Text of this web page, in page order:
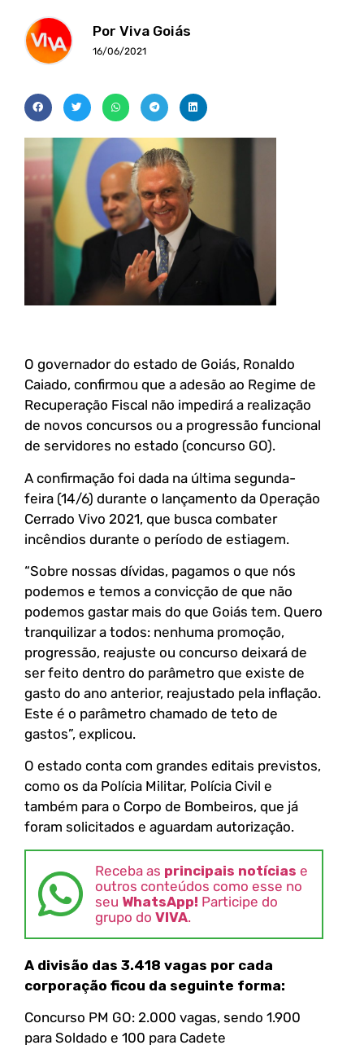
Por Viva Goiás
16/06/2021
O governador do estado de Goiás, Ronaldo
Caiado, confirmou que a adesão ao Regime de
Recuperação Fiscal não impedirá a realização
de novos concursos ou a progressão funcional
de servidores no estado (concurso GO).
A confirmação foi dada na última segunda-
feira (14/6) durante o lançamento da Operação
Cerrado Vivo 2021, que busca combater
incêndios durante o período de estiagem.
“Sobre nossas dívidas, pagamos o que nós
podemos e temos a convicção de que não
podemos gastar mais do que Goiás tem. Quero
tranquilizar a todos: nenhuma promoção,
progressão, reajuste ou concurso deixará de
ser feito dentro do parâmetro que existe de
gasto do ano anterior, reajustado pela inflação.
Este é o parâmetro chamado de teto de
gastos”, explicou.
O estado conta com grandes editais previstos,
como os da Polícia Militar, Polícia Civil e
também para o Corpo de Bombeiros, que já
foram solicitados e aguardam autorização.
Receba as principais notícias e
outros conteúdos como esse no
seu WhatsApp! Participe do
grupo do VIVA.
A divisão das 3.418 vagas por cada
corporação ficou da seguinte forma:
Concurso PM GO: 2.000 vagas, sendo 1.900
para Soldado e 100 para Cadete